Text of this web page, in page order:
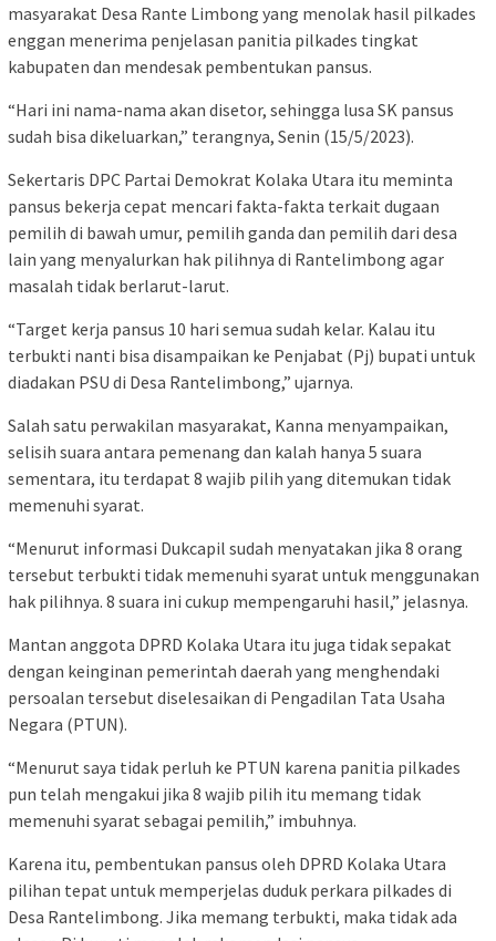
masyarakat Desa Rante Limbong yang menolak hasil pilkades
enggan menerima penjelasan panitia pilkades tingkat
kabupaten dan mendesak pembentukan pansus.
“Hari ini nama-nama akan disetor, sehingga lusa SK pansus
sudah bisa dikeluarkan,” terangnya, Senin (15/5/2023).
Sekertaris DPC Partai Demokrat Kolaka Utara itu meminta
pansus bekerja cepat mencari fakta-fakta terkait dugaan
pemilih di bawah umur, pemilih ganda dan pemilih dari desa
lain yang menyalurkan hak pilihnya di Rantelimbong agar
masalah tidak berlarut-larut.
“Target kerja pansus 10 hari semua sudah kelar. Kalau itu
terbukti nanti bisa disampaikan ke Penjabat (Pj) bupati untuk
diadakan PSU di Desa Rantelimbong,” ujarnya.
Salah satu perwakilan masyarakat, Kanna menyampaikan,
selisih suara antara pemenang dan kalah hanya 5 suara
sementara, itu terdapat 8 wajib pilih yang ditemukan tidak
memenuhi syarat.
“Menurut informasi Dukcapil sudah menyatakan jika 8 orang
tersebut terbukti tidak memenuhi syarat untuk menggunakan
hak pilihnya. 8 suara ini cukup mempengaruhi hasil,” jelasnya.
Mantan anggota DPRD Kolaka Utara itu juga tidak sepakat
dengan keinginan pemerintah daerah yang menghendaki
persoalan tersebut diselesaikan di Pengadilan Tata Usaha
Negara (PTUN).
“Menurut saya tidak perluh ke PTUN karena panitia pilkades
pun telah mengakui jika 8 wajib pilih itu memang tidak
memenuhi syarat sebagai pemilih,” imbuhnya.
Karena itu, pembentukan pansus oleh DPRD Kolaka Utara
pilihan tepat untuk memperjelas duduk perkara pilkades di
Desa Rantelimbong. Jika memang terbukti, maka tidak ada